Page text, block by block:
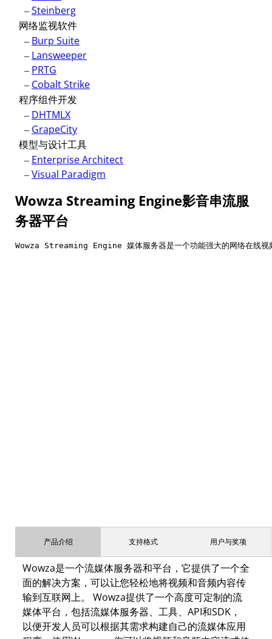
–Steinberg
网络监视软件
– Burp Suite
– Lansweeper
– PRTG
– Cobalt Strike
程序组件开发
– DHTMLX
– GrapeCity
模型与设计工具
– Enterprise Architect
–Visual Paradigm
Wowza Streaming Engine影音串流服
务器平台
Wowza Streaming Engine 媒体服务器是一个功能强大的网络在线视频
产品介绍 支持格式 用户与奖项
Wowza是一个流媒体服务器和平台，它提供了一个全
面的解决方案，可以让您轻松地将视频和音频内容传
输到互联网上。 Wowza提供了一个高度可定制的流
媒体平台，包括流媒体服务器、工具、API和SDK，
以便开发人员可以根据其需求构建自己的流媒体应用